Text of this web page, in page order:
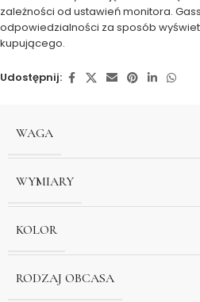
zależności od ustawień monitora.
odpowiedzialności za sposób
kupującego.
Udostępnij:
WAGA
WYMIARY
KOLOR
RODZAJ OBCASA